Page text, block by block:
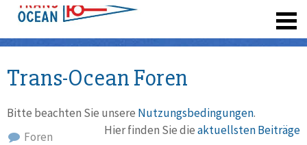
Trans-Ocean Foren
Bitte beachten Sie unsere Nutzungsbedingungen.
Hier finden Sie dieaktuellsten Beiträge
Foren